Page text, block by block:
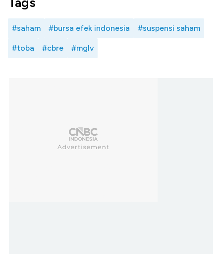
#saham #bursa efek indonesia #suspensi saham
#toba #cbre #mglv